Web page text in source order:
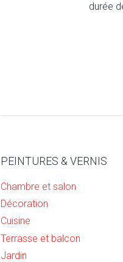
durée
PEINTURES & VERNIS
Chambre et salon
Décoration
Cuisine
Terrasse et balcon
Jardin